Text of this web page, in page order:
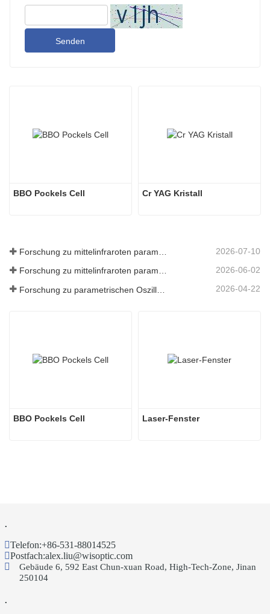
Senden
BBO Pockels Cell Cr YAG Kristall
2026-07-10
Forschung zu mittelinfraroten parametrischen Oszillatoren - Teil 05 2026-06-02
2026-04-22
BBO Pockels Cell Laser-Fenster
.
Telefon:+86-531-88014525
Postfach:alex.liu@wisoptic.com
Gebäude 6, 592 East Chun-xuan Road, High-Tech-Zone, Jinan
250104
.